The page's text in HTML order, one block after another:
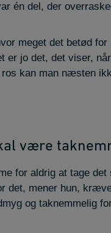
én del, der
meget det betød
er jo det, det viser,
kan man næsten
være
for aldrig at tage
det, mener hun,
og taknemmelig